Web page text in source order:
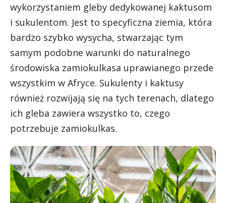
wykorzystaniem gleby dedykowanej kaktusom
i sukulentom. Jest to specyficzna ziemia, która
bardzo szybko wysycha, stwarzając tym
samym podobne warunki do naturalnego
środowiska zamiokulkasa uprawianego przede
wszystkim w Afryce. Sukulenty i kaktusy
również rozwijają się na tych terenach, dlatego
ich gleba zawiera wszystko to, czego
potrzebuje zamiokulkas.